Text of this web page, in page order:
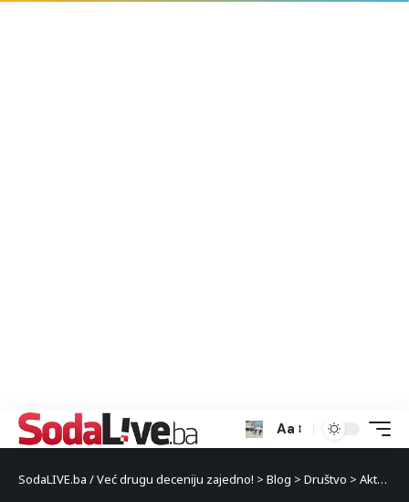
Aa
SodaLIVE.ba / Već drugu deceniju zajedno! > Blog > Društvo > Aktuelnosti